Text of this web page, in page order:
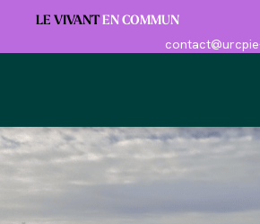
LE VIVANTEN COMMUN